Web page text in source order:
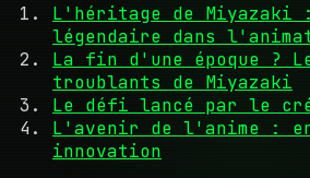
L'héritage de Miyazaki
légendaire dans
La fin d'une époque ?
troublants de Miyazaki
Le défi lancé par le
L'avenir de l'anime :
innovation